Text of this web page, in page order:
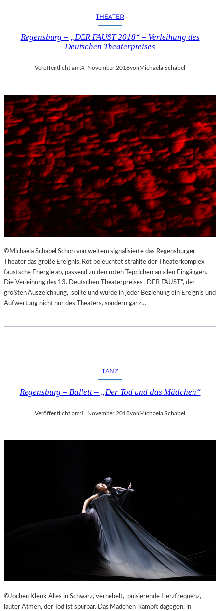
THEATER
Regensburg – „DER FAUST 2018“ – Verleihung des
Deutschen Theaterpreises
Veröffentlicht am:4. November 2018von Michaela Schabel
©Michaela Schabel Schon von weitem signalisierte das Regensburger
Theater das große Ereignis. Rot beleuchtet strahlte der Theaterkomplex
faustsche Energie ab, passend zu den roten Teppichen an allen Eingängen.
Die Verleihung des 13. Deutschen Theaterpreises „DER FAUST“, der
größten Auszeichnung, sollte und wurde in jeder Beziehung ein Ereignis und
Aufwertung nicht nur des Theaters, sondern ganz…
TANZ
Regensburg – Ballett – „Der Tod und das Mädchen“
Veröffentlicht am:1. November 2018vonMichaela Schabel
©Jochen Klenk Alles in Schwarz, vernebelt, pulsierende Herzfrequenz,
lauter Atmen, der Tod ist spürbar. Das Mädchen kämpft dagegen, in